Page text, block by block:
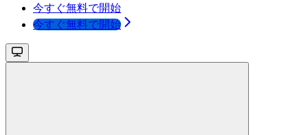
今すぐ無料で開始
今すぐ無料で開始